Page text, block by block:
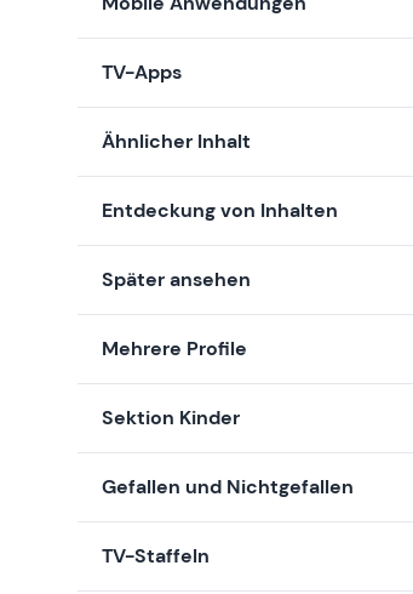
TV-Apps
Ähnlicher Inhalt
Entdeckung von Inhalten
Später ansehen
Mehrere Profile
Sektion Kinder
Gefallen und Nichtgefallen
TV-Staffeln